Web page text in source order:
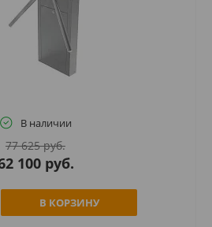
В наличии
77 625 руб.
100 руб.
В КОРЗИНУ